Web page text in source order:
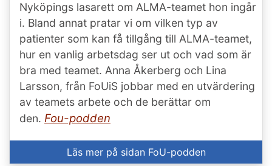
Nyköpings lasarett om ALMA-teamet hon ingår
i. Bland annat pratar vi om vilken typ av
patienter som kan få tillgång till ALMA-teamet,
hur en vanlig arbetsdag ser ut och vad som är
bra med teamet. Anna Åkerberg och Lina
Larsson, från FoUiS jobbar med en utvärdering
av teamets arbete och de berättar om
den. Fou-podden
Läs mer på sidan FoU-podden